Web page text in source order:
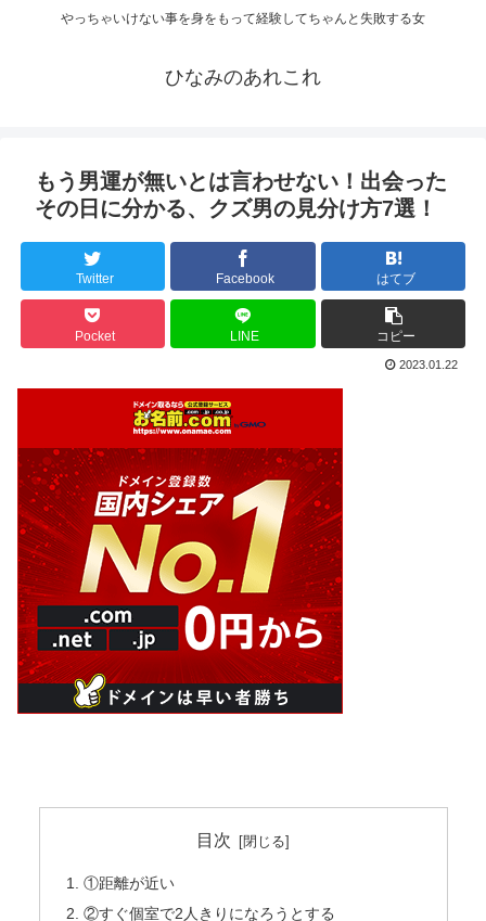
やっちゃいけない事を身をもって経験してちゃんと失敗する女
ひなみのあれこれ
もう男運が無いとは言わせない！出会った
その日に分かる、クズ男の見分け方7選！
Twitter Facebook はてブ
Pocket LINE コピー
2023.01.22
目次
①距離が近い
②すぐ個室で2人きりになろうとする